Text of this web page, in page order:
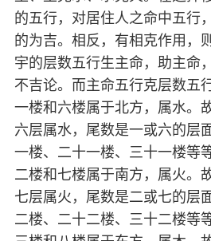
的五行，对居住人之命中五行
的为吉。相反，有相克作用，
宇的层数五行生主命，助主命
不吉论。而主命五行克层数五
一楼和六楼属于北方，属水。
六层属水，尾数是一或六的层
一楼、二十一楼、三十一楼等等
二楼和七楼属于南方，属火。
七层属火，尾数是二或七的层
二楼、二十二楼、三十二楼等等